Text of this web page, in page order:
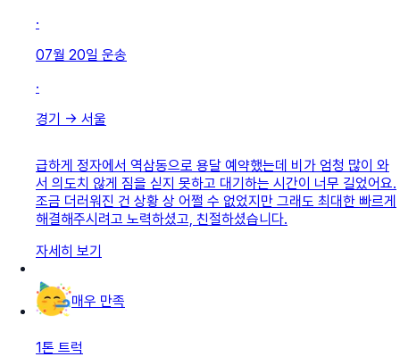
·
07월 20일 운송
·
경기 → 서울
급하게 정자에서 역삼동으로 용달 예약했는데 비가 엄청 많이 와
서 의도치 않게 짐을 싣지 못하고 대기하는 시간이 너무 길었어요.
조금 더러워진 건 상황 상 어쩔 수 없었지만 그래도 최대한 빠르게
해결해주시려고 노력하셨고, 친절하셨습니다.
자세히 보기
매우 만족
1톤 트럭